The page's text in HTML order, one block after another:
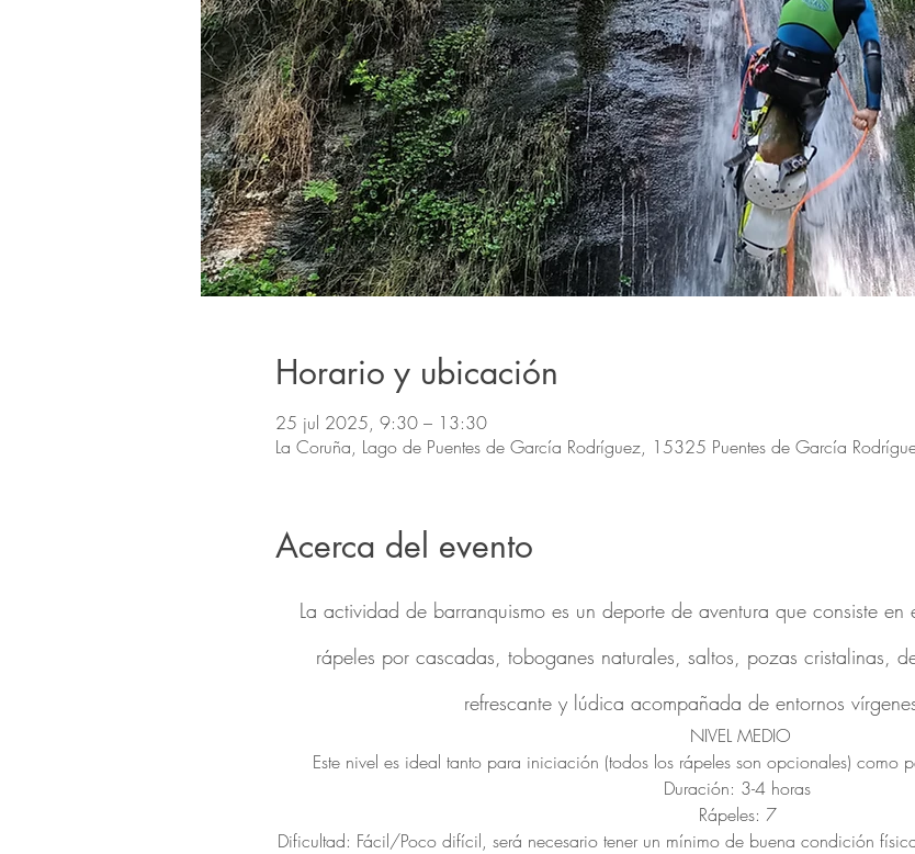
Horario y ubicación
25 jul 2025, 9:30 – 13:30
La Coruña, Lago de Puentes de García Rodríguez, 15325 Puentes de García
Acerca del evento
La actividad de barranquismo es un deporte de aventura que consiste
rápeles por cascadas, toboganes naturales, saltos, pozas cristalinas,
refrescante y lúdica acompañada de entornos
NIVEL MEDIO
Este nivel es ideal tanto para iniciación (todos los rápeles son opcionales) como
Duración: 3-4 horas
Rápeles: 7
Dificultad: Fácil/Poco difícil, será necesario tener un mínimo de buena condición